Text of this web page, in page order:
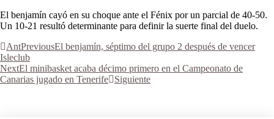
El benjamín cayó en su choque ante el Fénix por un parcial de 40-50.
Un 10-21 resultó determinante para definir la suerte final del duelo.
AntPreviousEl benjamín, séptimo del grupo 2 después de vencer
Isleclub
NextEl minibasket acaba décimo primero en el Campeonato de
Canarias jugado en Tenerife
Siguiente